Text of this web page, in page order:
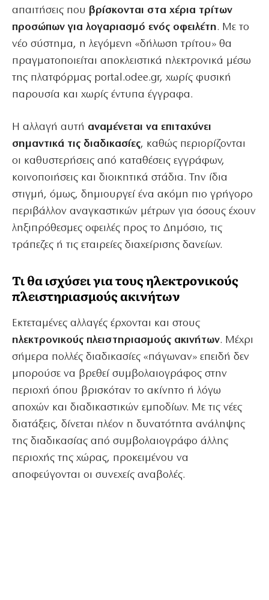
απαιτήσεις που βρίσκονται στα χέρια τρίτων
προσώπων για λογαριασμό ενός οφειλέτη. Με το
νέο σύστημα, η λεγόμενη «δήλωση τρίτου» θα
πραγματοποιείται αποκλειστικά ηλεκτρονικά μέσω
της πλατφόρμας portal.odee.gr, χωρίς φυσική
παρουσία και χωρίς έντυπα έγγραφα.
Η αλλαγή αυτή αναμένεται να επιταχύνει
σημαντικά τις διαδικασίες, καθώς περιορίζονται
οι καθυστερήσεις από καταθέσεις εγγράφων,
κοινοποιήσεις και διοικητικά στάδια. Την ίδια
στιγμή, όμως, δημιουργεί ένα ακόμη πιο γρήγορο
περιβάλλον αναγκαστικών μέτρων για όσους έχουν
ληξιπρόθεσμες οφειλές προς το Δημόσιο, τις
τράπεζες ή τις εταιρείες διαχείρισης δανείων.
Τι θα ισχύσει για τους ηλεκτρονικούς
πλειστηριασμούς ακινήτων
Εκτεταμένες αλλαγές έρχονται και στους
ηλεκτρονικούς πλειστηριασμούς ακινήτων. Μέχρι
σήμερα πολλές διαδικασίες «πάγωναν» επειδή δεν
μπορούσε να βρεθεί συμβολαιογράφος στην
περιοχή όπου βρισκόταν το ακίνητο ή λόγω
αποχών και διαδικαστικών εμποδίων. Με τις νέες
διατάξεις, δίνεται πλέον η δυνατότητα ανάληψης
της διαδικασίας από συμβολαιογράφο άλλης
περιοχής της χώρας, προκειμένου να
αποφεύγονται οι συνεχείς αναβολές.